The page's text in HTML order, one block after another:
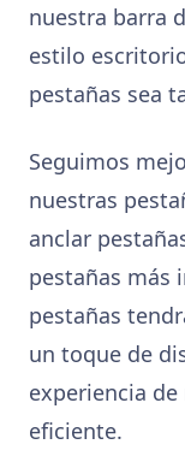
nuestra barra
estilo
pestañas sea
Seguimos
nuestras
anclar
pestañas más
pestañas
un toque de
experiencia
eficiente.